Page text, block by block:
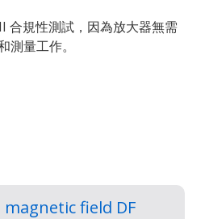
合規性測試，因為放大器無需
量工作。
magnetic field DF